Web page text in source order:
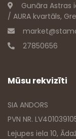
Gunāra Astras
/ AURA kvartāls,
27850656
Mūsu rekvizīti
SIA ANDORS
PVN NR.
Lejupes iela 10,